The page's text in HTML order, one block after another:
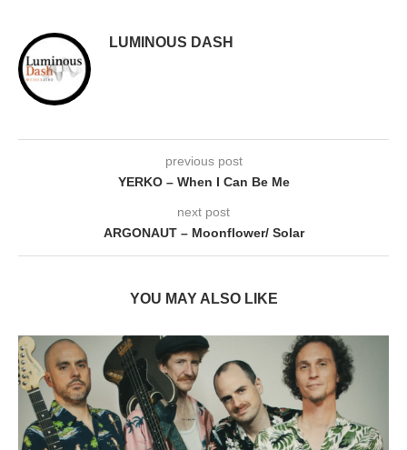
LUMINOUS DASH
previous post
YERKO – When I Can Be Me
next post
ARGONAUT – Moonflower/ Solar
YOU MAY ALSO LIKE